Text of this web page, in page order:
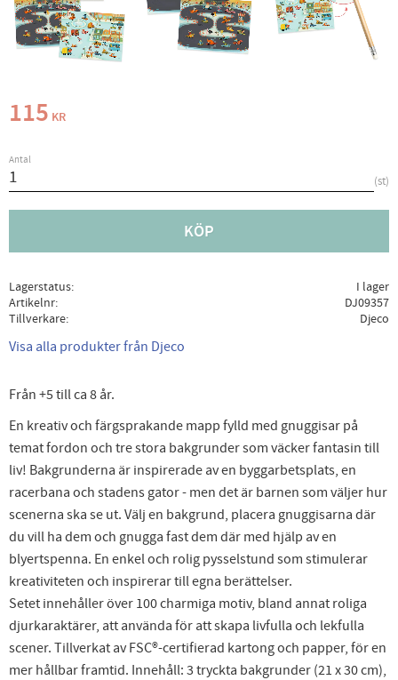
115 KR
Antal
st
KÖP
Lagerstatus
I lager
Artikelnr
DJ09357
Tillverkare
Djeco
Visa alla produkter från Djeco
Från +5 till ca 8 år.
En kreativ och färgsprakande mapp fylld med gnuggisar på
temat fordon och tre stora bakgrunder som väcker fantasin till
liv! Bakgrunderna är inspirerade av en byggarbetsplats, en
racerbana och stadens gator - men det är barnen som väljer hur
scenerna ska se ut. Välj en bakgrund, placera gnuggisarna där
du vill ha dem och gnugga fast dem där med hjälp av en
blyertspenna. En enkel och rolig pysselstund som stimulerar
kreativiteten och inspirerar till egna berättelser.
Setet innehåller över 100 charmiga motiv, bland annat roliga
djurkaraktärer, att använda för att skapa livfulla och lekfulla
scener. Tillverkat av FSC®️-certifierad kartong och papper, för en
mer hållbar framtid. Innehåll: 3 tryckta bakgrunder (21 x 30 cm),